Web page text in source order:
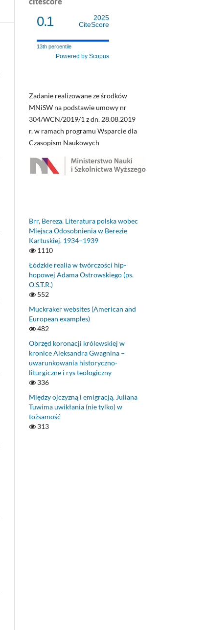
0.1
2025
CiteScore
13th percentile
Powered by Scopus
Zadanie realizowane ze środków
MNiSW na podstawie umowy nr
304/WCN/2019/1 z dn. 28.08.2019
r. w ramach programu Wsparcie dla
Czasopism Naukowych
Brr, Bereza. Literatura polska wobec
Miejsca Odosobnienia w Berezie
Kartuskiej. 1934–1939
1110
Łódzkie realia w twórczości hip-
hopowej Adama Ostrowskiego (ps.
O.S.T.R.)
552
Muckraker websites (American and
European examples)
482
Obrzęd koronacji królewskiej w
kronice Aleksandra Gwagnina –
uwarunkowania historyczno-
liturgiczne i rys teologiczny
336
Między ojczyzną i emigracją. Juliana
Tuwima uwikłania (nie tylko) w
tożsamość
313